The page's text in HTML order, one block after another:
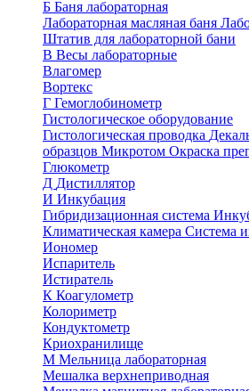
Б Баня лабораторная
Лабораторная масляная баня
Штатив для лабораторной бани
В Весы лабораторные
Влагомер
Вортекс
Г Гемоглобинометр
Гистологическое оборудование
Гистологическая проводка
образцов Микротом Окраска
Глюкометр
Д Дистиллятор
И Инкубация
Гибридизационная система
Климатическая камера Система
Иономер
Испаритель
Истиратель
К Коагулометр
Колориметр
Кондуктометр
Криохранилище
М Мельница лабораторная
Мешалка верхнеприводная